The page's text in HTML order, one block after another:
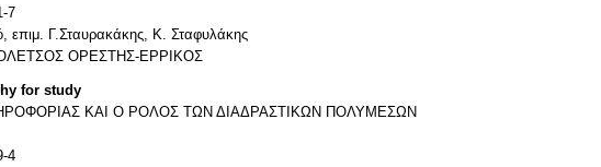
7
επιμ. Γ.Σταυρακάκης, Κ. Σταφυλάκης
ΚΟΛΕΤΣΟΣ ΟΡΕΣΤΗΣ-ΕΡΡΙΚΟΣ
for study
ΚΑΙ Ο ΡΟΛΟΣ ΤΩΝ ΔΙΑΔΡΑΣΤΙΚΩΝ ΠΟΛΥΜΕΣΩΝ
4